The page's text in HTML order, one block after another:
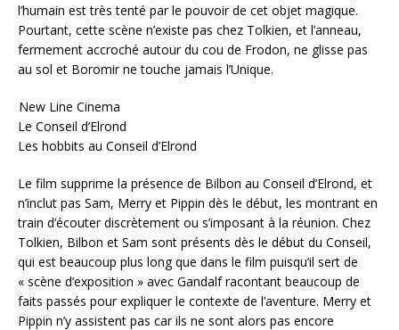
l’humain est très tenté par le pouvoir de cet objet magique.
Pourtant, cette scène n’existe pas chez Tolkien, et l’anneau,
fermement accroché autour du cou de Frodon, ne glisse pas
au sol et Boromir ne touche jamais l’Unique.
New Line Cinema
Le Conseil d’Elrond
Les hobbits au Conseil d’Elrond
Le film supprime la présence de Bilbon au Conseil d’Elrond, et
n’inclut pas Sam, Merry et Pippin dès le début, les montrant en
train d’écouter discrètement ou s’imposant à la réunion. Chez
Tolkien, Bilbon et Sam sont présents dès le début du Conseil,
qui est beaucoup plus long que dans le film puisqu’il sert de
« scène d’exposition » avec Gandalf racontant beaucoup de
faits passés pour expliquer le contexte de l’aventure. Merry et
Pippin n’y assistent pas car ils ne sont alors pas encore